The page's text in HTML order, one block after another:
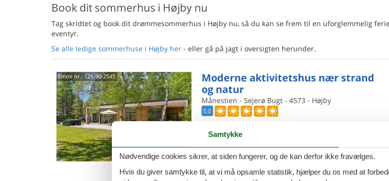
Book dit sommerhus i Højby nu
Tag skridtet og book dit drømmesommerhus i Højby nu, så du kan se frem til en uforglemmelig
eventyr.
Se alle ledige sommerhuse i Højby her - eller gå på jagt i oversigten herunder.
Emne nr.:121-90-2545
Moderne aktivitetshus nær strand
og natur
Månestien - Sejerø Bugt - 4573 - Højby
5,0
personer ogindendørs sauna. Huset er udført i et moderne
8 personer
Ingen husdyr
4 soveværelser
2 badeværelser
Samtykke
Nødvendige cookies sikrer, at siden fungerer, og de kan derfor ikke fravælges.
Hvis du giver samtykke til, at vi må opsamle statistik, hjælper du os med at